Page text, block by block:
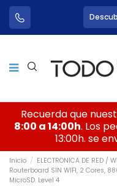
Recuerda que
8:00 a 14:00h. Los
13:00h. se
Inicio ELECTRONICA DE RED /
Routerboard SIN WIFI, 2 Cores,
MicroSD. Level 4